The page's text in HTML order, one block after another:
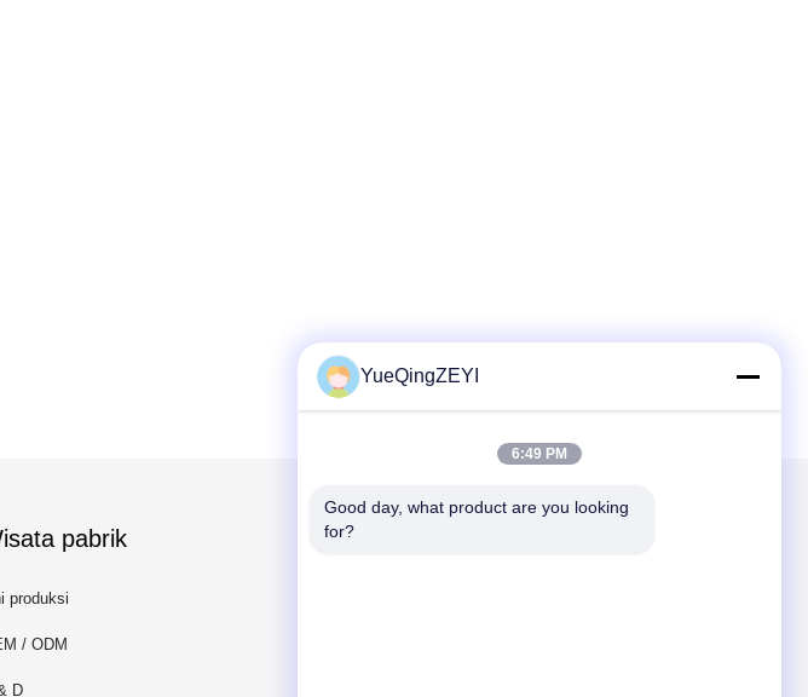
pabrik
produksi
/ ODM
D
Kirimkan Kami
YueQingZEYI
6:49 PM
Good day, what product are you looking
for?